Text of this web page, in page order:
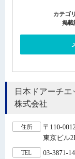
カテゴリ
掲載
日本ドアーチエ
株式会社
住所
〒110-
東京ビル
TEL 03-3871-